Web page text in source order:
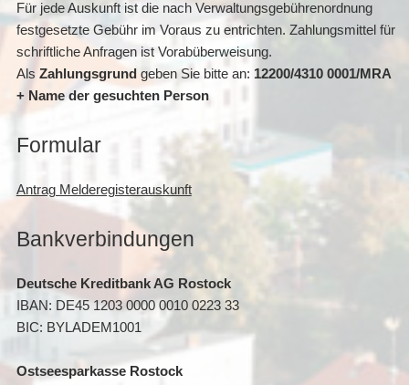
Für jede Auskunft ist die nach Verwaltungsgebührenordnung
festgesetzte Gebühr im Voraus zu entrichten. Zahlungsmittel für
schriftliche Anfragen ist Vorabüberweisung.
Als Zahlungsgrund geben Sie bitte an: 12200/4310 0001/MRA
+ Name der gesuchten Person
Formular
Antrag Melderegisterauskunft
Bankverbindungen
Deutsche Kreditbank AG Rostock
IBAN: DE45 1203 0000 0010 0223 33
BIC: BYLADEM1001
Ostseesparkasse Rostock